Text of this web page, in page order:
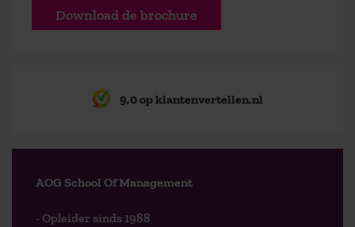
Download de brochure
9,0 op klantenvertellen.nl
AOG School Of Management
- Opleider sinds 1988